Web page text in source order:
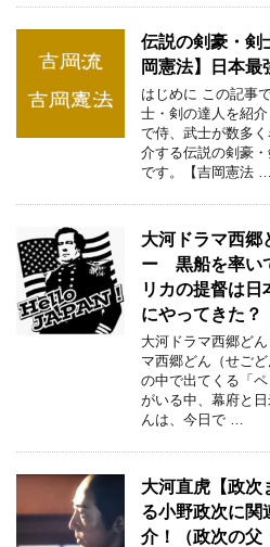
伝説の剣豪・剣
岡憲法】日本最
はじめに この記事
士・剣の達人を紹
で侍、武士が数多
介する伝説の剣豪・
です。【吉岡憲法 …
大河ドラマ西郷
ー 黒船を率い
リカの提督は
にやってきた？
大河ドラマ西郷ど
マ西郷どん（せご
の中で出てくる「
がいる中、幕府と
んは、今日で …
大河直虎【政次
る小野政次に関
介！（政次の父